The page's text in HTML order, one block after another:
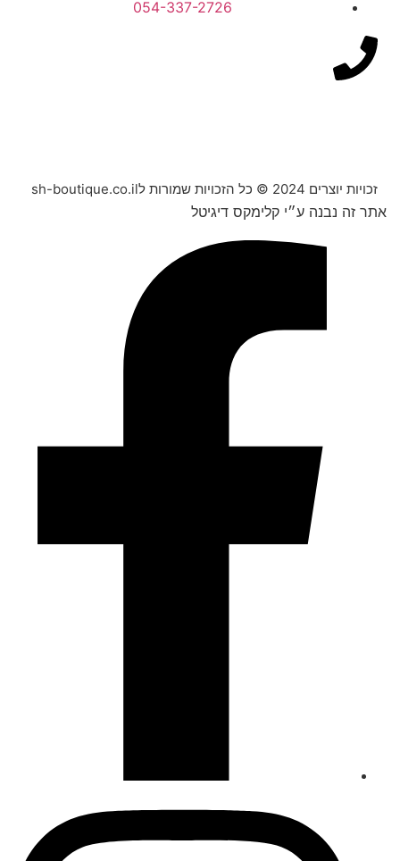
054-337-2726
זכויות יוצרים 2024 © כל הזכויות שמורות לsh-boutique.co.il
אתר זה נבנה ע״י קלימקס דיגיטל